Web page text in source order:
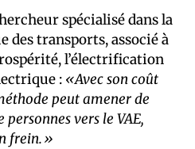
spécialisé dans la
transports, associé à
l’électrification
: «Avec son coût
peut amener de
vers le VAE,
frein.»